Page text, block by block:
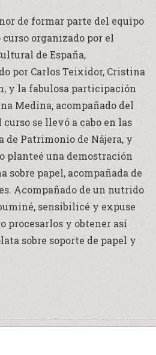
de formar parte del equipo
organizado por el
de España,
por Carlos Teixidor, Cristina
y la fabulosa participación
Medina, acompañado del
se llevó a cabo en las
de Patrimonio de Nájera, y
planteé una demostración
sobre papel, acompañada de
Acompañado de un nutrido
sensibilicé y expuse
procesarlos y obtener así
sobre soporte de papel y